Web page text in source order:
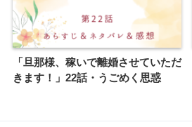
「旦那様、稼いで離婚させていただ
きます！」22話・うごめく思惑